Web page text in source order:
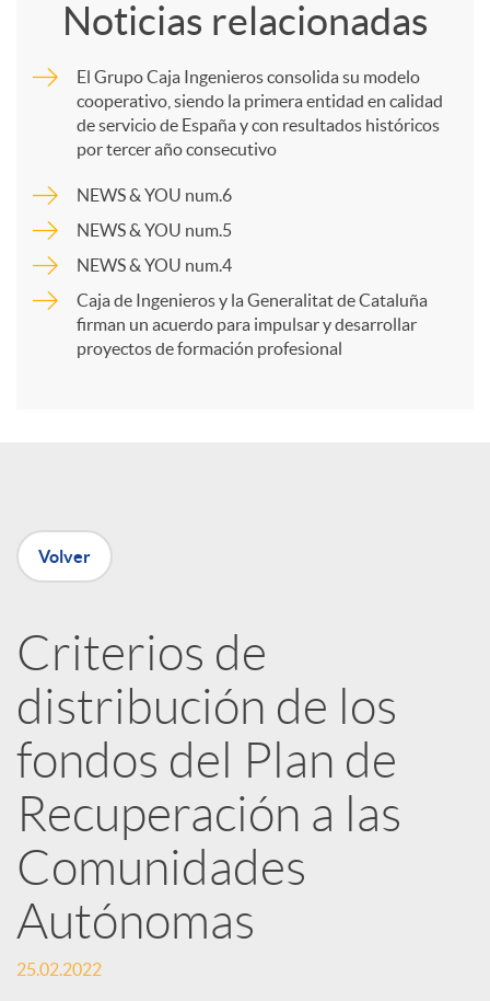
a
r
e
R
e
d
e
s
Noticias relacionadas
El Grupo Caja Ingenieros consolida su modelo
cooperativo, siendo la primera entidad en calidad
de servicio de España y con resultados históricos
por tercer año consecutivo
NEWS & YOU num.6
NEWS & YOU num.5
NEWS & YOU num.4
Caja de Ingenieros y la Generalitat de Cataluña
firman un acuerdo para impulsar y desarrollar
proyectos de formación profesional
Volver
Criterios de
distribución de los
fondos del Plan de
Recuperación a las
Comunidades
Autónomas
25.02.2022